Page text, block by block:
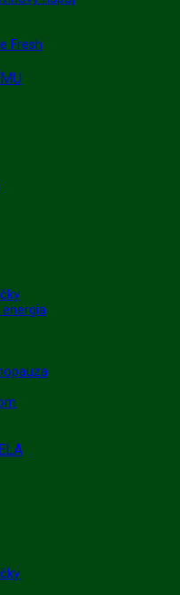
Fresh
energia